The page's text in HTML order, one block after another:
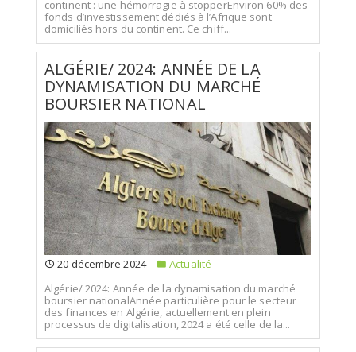
continent : une hémorragie à stopperEnviron 60% des
fonds d’investissement dédiés à l’Afrique sont
domiciliés hors du continent. Ce chiff...
ALGÉRIE/ 2024: ANNÉE DE LA
DYNAMISATION DU MARCHÉ
BOURSIER NATIONAL
20 décembre 2024
Actualité
Algérie/ 2024: Année de la dynamisation du marché
boursier nationalAnnée particulière pour le secteur
des finances en Algérie, actuellement en plein
processus de digitalisation, 2024 a été celle de la...